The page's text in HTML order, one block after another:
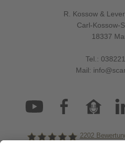
R. Kossow &
Carl-Kossow-
18337
Tel.:
Mail:
2202